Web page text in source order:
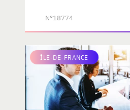
N°18774
ÎLE-DE-FRANCE